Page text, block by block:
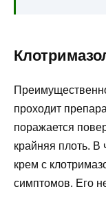
проходит
поражается
крайняя плоть. В
крем с
симптомов. Его